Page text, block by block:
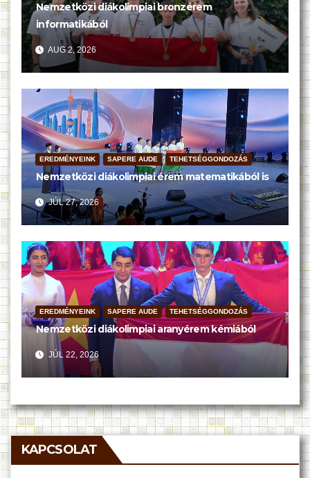
Nemzetközi diákolimpiai bronzérem
informatikából
AUG 2, 2026
EREDMÉNYEINK SAPERE AUDE TEHETSÉGGONDOZÁS
Nemzetközi diákolimpiai érem matematikából is
JÚL 27, 2026
EREDMÉNYEINK SAPERE AUDE TEHETSÉGGONDOZÁS
Nemzetközi diákolimpiai aranyérem kémiából
JÚL 22, 2026
KAPCSOLAT